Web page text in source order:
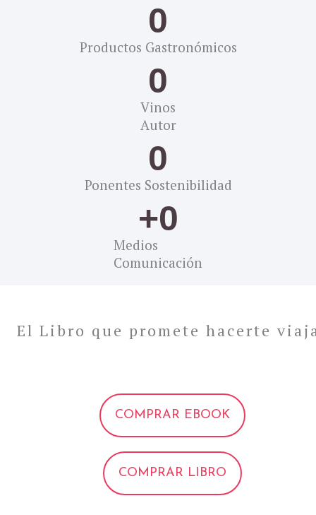
Productos Gastronómicos
0
Vinos
Autor
0
Ponentes Sostenibilidad
0
Medios
Comunicación
+0
El Libro que promete hacerte
COMPRAR EBOOK
COMPRAR LIBRO